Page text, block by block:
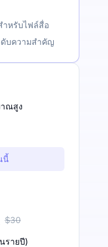
ำหรับไฟล์สื่อ
บความสำคัญ
ณสูง
นี้
$30
นรายปี)